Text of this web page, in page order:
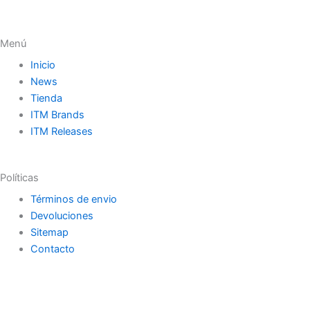
Menú
Inicio
News
Tienda
ITM Brands
ITM Releases
Políticas
Términos de envio
Devoluciones
Sitemap
Contacto